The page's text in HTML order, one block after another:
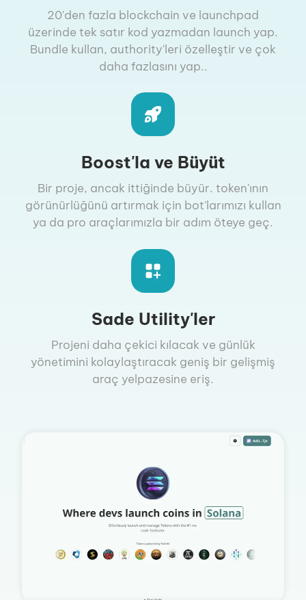
20'den fazla blockchain ve launchpad
üzerinde tek satır kod yazmadan launch yap.
Bundle kullan, authority'leri özelleştir ve çok
daha fazlasını yap..
Boost'la ve Büyüt
Bir proje, ancak ittiğinde büyür. token'ının
görünürlüğünü artırmak için bot'larımızı kullan
ya da pro araçlarımızla bir adım öteye geç.
Sade Utility'ler
Projeni daha çekici kılacak ve günlük
yönetimini kolaylaştıracak geniş bir gelişmiş
araç yelpazesine eriş.